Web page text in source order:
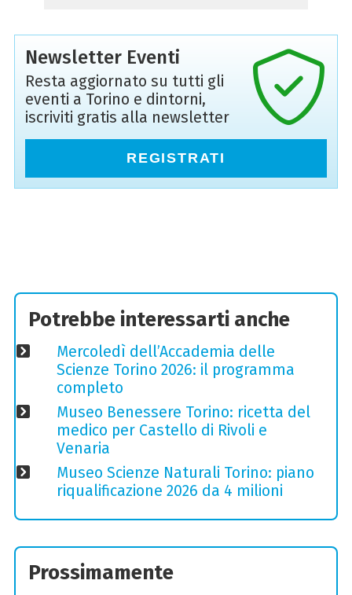
Newsletter Eventi
Resta aggiornato su tutti gli
eventi a Torino e dintorni,
iscriviti gratis alla newsletter
REGISTRATI
Potrebbe interessarti anche
Mercoledì dell’Accademia delle
Scienze Torino 2026: il programma
completo
Museo Benessere Torino: ricetta del
medico per Castello di Rivoli e
Venaria
Museo Scienze Naturali Torino: piano
riqualificazione 2026 da 4 milioni
Prossimamente